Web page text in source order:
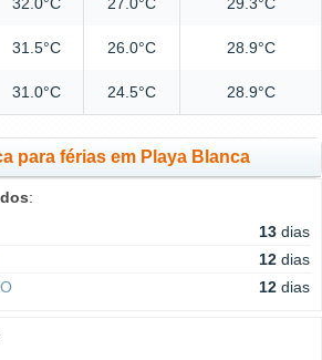
31.5°C 26.0°C 28.9°C
31.0°C 24.5°C 28.9°C
para férias em Playa Blanca
:
13 dias
12 dias
12 dias